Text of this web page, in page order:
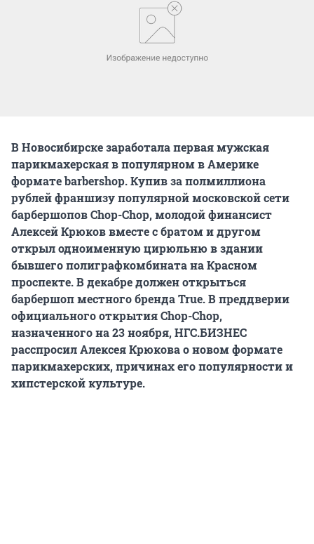
В Новосибирске заработала первая мужская
парикмахерская в популярном в Америке
формате barbershop. Купив за полмиллиона
рублей франшизу популярной московской сети
барбершопов Chop-Chop, молодой финансист
Алексей Крюков вместе с братом и другом
открыл одноименную цирюльню в здании
бывшего полиграфкомбината на Красном
проспекте. В декабре должен открыться
барбершоп местного бренда True. В преддверии
официального открытия Chop-Chop,
назначенного на 23 ноября, НГС.БИЗНЕС
расспросил Алексея Крюкова о новом формате
парикмахерских, причинах его популярности и
хипстерской культуре.